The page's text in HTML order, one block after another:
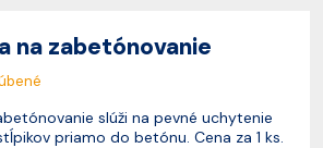
na zabetónovanie
slúži na pevné uchytenie
priamo do betónu. Cena za 1 ks.